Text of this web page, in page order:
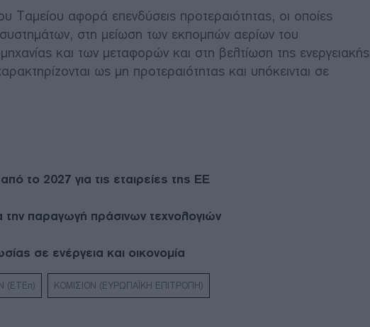
αφορά επενδύσεις προτεραιότητας, οι οποίες
στη μείωση των εκπομπών αερίων του
και των μεταφορών και στη βελτίωση της ενεργειακής
ως μη προτεραιότητας και υπόκεινται σε
το 2027 για τις εταιρείες της ΕΕ
την παραγωγή πράσινων τεχνολογιών
σε ενέργεια και οικονομία
(ΕΤΕπ) ΚΟΜΙΣΙΟΝ (ΕΥΡΩΠΑΪΚΗ ΕΠΙΤΡΟΠΗ)